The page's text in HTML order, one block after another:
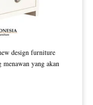
design furniture
yang akan